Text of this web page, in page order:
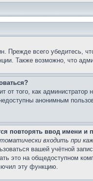
Прежде всего убедитесь,
Также возможно, что
от того, как
анонимным
повторять ввод имени и
входить при
вашей учётной
это на общедоступном
эту функцию.